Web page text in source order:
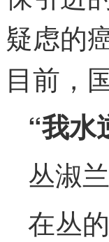
疑虑的
目前，
“我水
丛淑
在丛